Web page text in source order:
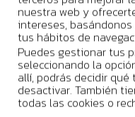
(Duro/Blando):
Ajustes de par:
Impactos por minuto
(IPM):
Capacidad de
nuestra web y
intereses,
tus hábitos de
Puedes gestionar tus
seleccionando la
allí, podrás decidir
desactivar. También
todas las cookies o